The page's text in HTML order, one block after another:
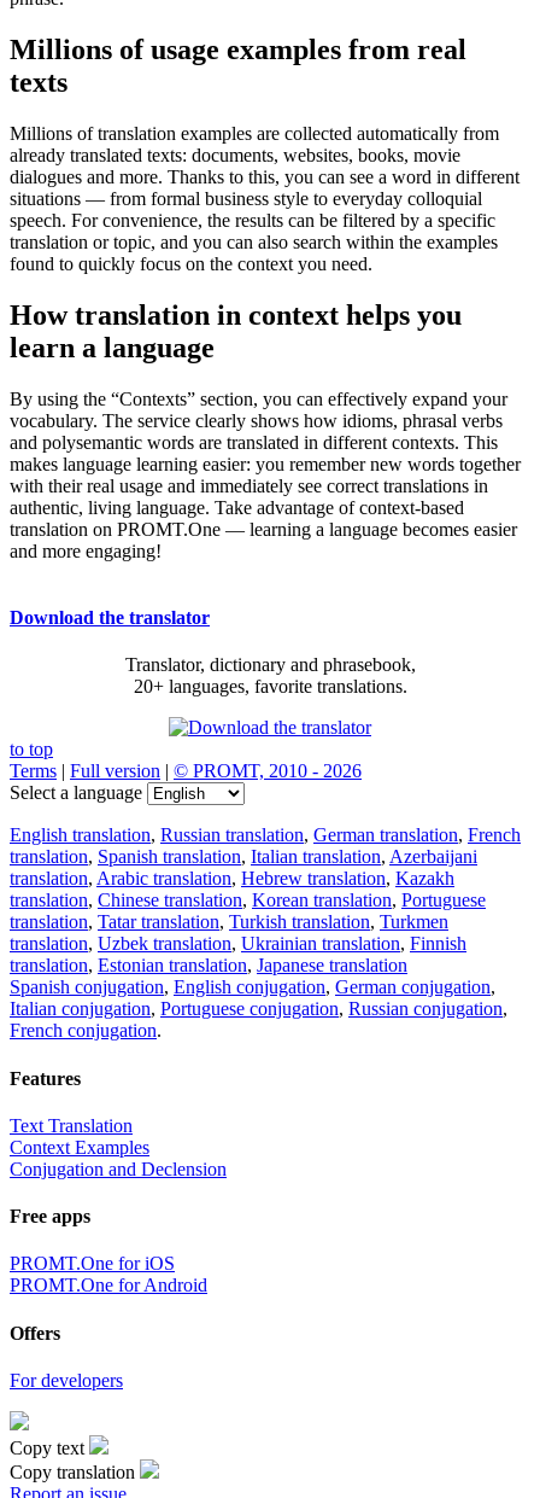
Millions of usage examples from real
texts
Millions of translation examples are collected automatically from
already translated texts: documents, websites, books, movie
dialogues and more. Thanks to this, you can see a word in different
situations — from formal business style to everyday colloquial
speech. For convenience, the results can be filtered by a specific
translation or topic, and you can also search within the examples
found to quickly focus on the context you need.
How translation in context helps you
learn a language
By using the “Contexts” section, you can effectively expand your
vocabulary. The service clearly shows how idioms, phrasal verbs
and polysemantic words are translated in different contexts. This
makes language learning easier: you remember new words together
with their real usage and immediately see correct translations in
authentic, living language. Take advantage of context-based
translation on PROMT.One — learning a language becomes easier
and more engaging!
Download the translator
Translator, dictionary and phrasebook,
20+ languages, favorite translations.
to top
Terms | Full version | © PROMT, 2010 - 2026
Select a language
English translation, Russian translation, German translation, French
translation, Spanish translation, Italian translation, Azerbaijani
translation, Arabic translation, Hebrew translation, Kazakh
translation, Chinese translation, Korean translation, Portuguese
translation, Tatar translation, Turkish translation, Turkmen
translation, Uzbek translation, Ukrainian translation, Finnish
translation, Estonian translation, Japanese translation
Spanish conjugation, English conjugation, German conjugation,
Italian conjugation, Portuguese conjugation, Russian conjugation,
French conjugation.
Features
Text Translation
Context Examples
Conjugation and Declension
Free apps
PROMT.One for iOS
PROMT.One for Android
Offers
For developers
Copy text
Copy translation
Report an issue